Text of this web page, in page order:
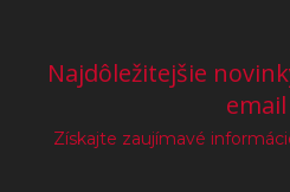
Najdôležitejšie
email
Získajte zaujímavé